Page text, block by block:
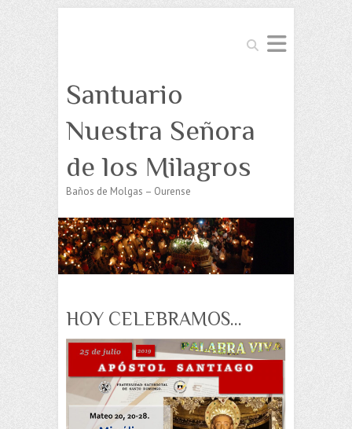
Buscar
Santuario
Nuestra Señora
de los Milagros
Baños de Molgas – Ourense
HOY CELEBRAMOS…